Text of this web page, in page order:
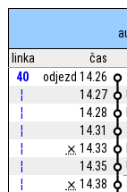
linka čas
40
odjezd 14.26
¦
14.27
¦
14.28
¦
14.31
¦
⨯ 14.33
¦
14.35
¦
⨯ 14.38